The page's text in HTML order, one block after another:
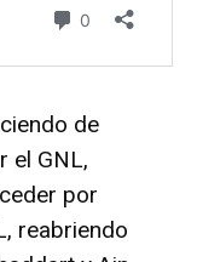
de
el GNL,
por
reabriendo